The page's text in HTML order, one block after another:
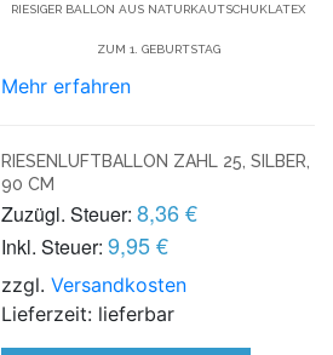
RIESIGER BALLON AUS NATURKAUTSCHUKLATEX
ZUM 1. GEBURTSTAG
Mehr erfahren
RIESENLUFTBALLON ZAHL 25, SILBER,
90 CM
Zuzügl. Steuer: 8,36 €
Inkl. Steuer: 9,95 €
zzgl.Versandkosten
Lieferzeit: lieferbar